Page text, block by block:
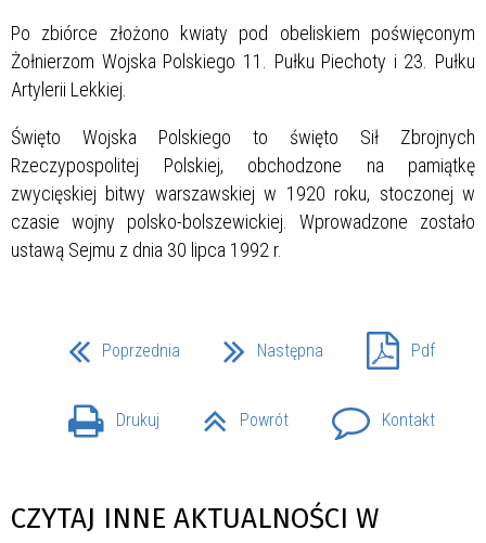
Po zbiórce złożono kwiaty pod obeliskiem poświęconym
Żołnierzom Wojska Polskiego 11. Pułku Piechoty i 23. Pułku
Artylerii Lekkiej.
Święto Wojska Polskiego to święto Sił Zbrojnych
Rzeczypospolitej Polskiej, obchodzone na pamiątkę
zwycięskiej bitwy warszawskiej w 1920 roku, stoczonej w
czasie wojny polsko-bolszewickiej. Wprowadzone zostało
ustawą Sejmu z dnia 30 lipca 1992 r.
Poprzednia Następna Pdf
Drukuj Powrót Kontakt
CZYTAJ INNE AKTUALNOŚCI W